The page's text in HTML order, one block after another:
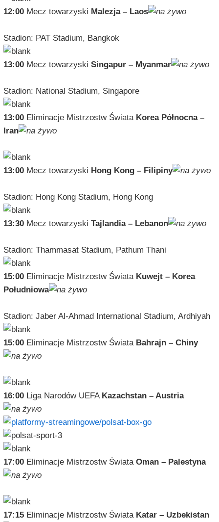
12:00Mecz towarzyski Malezja – Laos
Stadion: PAT Stadium, Bangkok
13:00Mecz towarzyski Singapur – Myanmar
Stadion: National Stadium, Singapore
13:00Eliminacje Mistrzostw Świata Korea Północna –
Iran
13:00Mecz towarzyski Hong Kong – Filipiny
Stadion: Hong Kong Stadium, Hong Kong
13:30Mecz towarzyski Tajlandia – Lebanon
Stadion: Thammasat Stadium, Pathum Thani
15:00Eliminacje Mistrzostw Świata Kuwejt – Korea
Południowa
Stadion: Jaber Al-Ahmad International Stadium, Ardhiyah
15:00Eliminacje Mistrzostw Świata Bahrajn – Chiny
16:00Liga Narodów UEFA Kazachstan – Austria
17:00Eliminacje Mistrzostw Świata Oman – Palestyna
17:15Eliminacje Mistrzostw Świata Katar – Uzbekistan